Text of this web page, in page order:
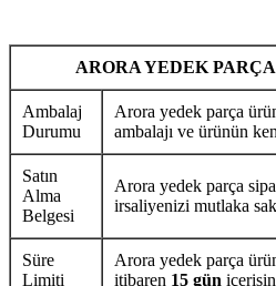
ARORA YEDEK
Ambalaj
Durumu
Arora yedek parça
ambalajı ve ürünün
Satın
Alma
Belgesi
Arora yedek parça
irsaliyenizi mutlaka
Süre
Limiti
Arora yedek parça
itibaren 15 gün